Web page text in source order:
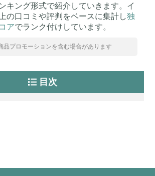
キング形式で紹介していきます。イ
の口コミや評判をベースに集計し独
アでランク付けしています。
品プロモーションを含む場合があります
目次